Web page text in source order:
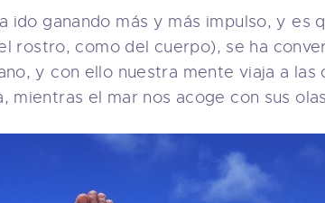
ido ganando más y más impulso, y es
rostro, como del cuerpo), se ha
y con ello nuestra mente viaja a las
mientras el mar nos acoge con sus